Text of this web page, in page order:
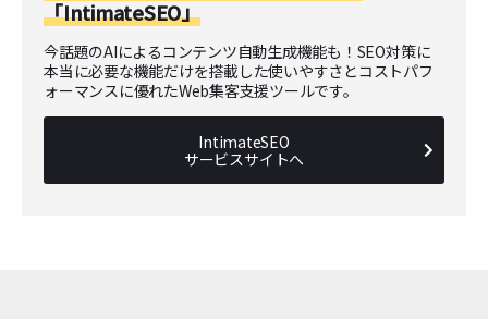
「IntimateSEO」
今話題のAIによるコンテンツ自動生成機能も！SEO対策に
本当に必要な機能だけを搭載した使いやすさとコストパフ
ォーマンスに優れたWeb集客支援ツールです。
IntimateSEO
サービスサイトへ